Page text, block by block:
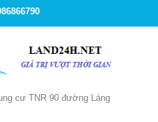
cư TNR 90 đường Láng